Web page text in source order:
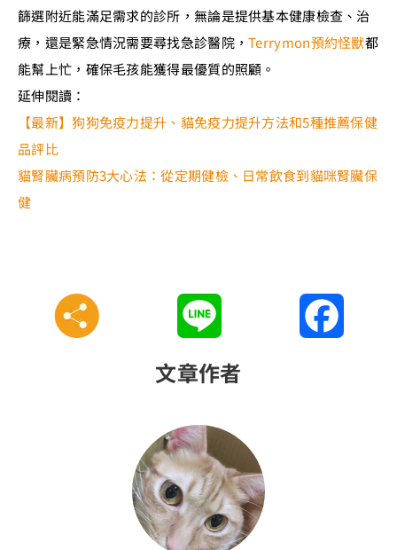
篩選附近能滿足需求的診所，無論是提供基本健康檢查、治
療，還是緊急情況需要尋找急診醫院，Terrymon預約怪獸都
能幫上忙，確保毛孩能獲得最優質的照顧。
延伸閱讀：
【最新】狗狗免疫力提升、貓免疫力提升方法和5種推薦保健
品評比
貓腎臟病預防3大心法：從定期健檢、日常飲食到貓咪腎臟保
健
文章作者